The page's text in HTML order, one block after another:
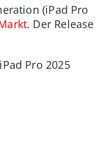
(iPad Pro
. Der Release
Pro 2025